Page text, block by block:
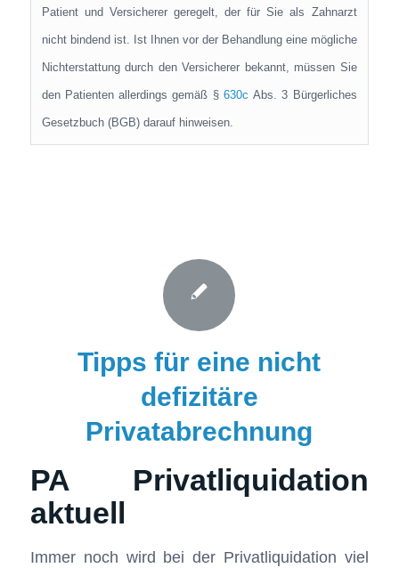
Patient und Versicherer geregelt, der für Sie als Zahnarzt
nicht bindend ist. Ist Ihnen vor der Behandlung eine mögliche
Nichterstattung durch den Versicherer bekannt, müssen Sie
den Patienten allerdings gemäß § 630c Abs. 3 Bürgerliches
Gesetzbuch (BGB) darauf hinweisen.
Tipps für eine nicht
defizitäre
Privatabrechnung
PA Privatliquidation
aktuell
Immer noch wird bei der Privatliquidation viel